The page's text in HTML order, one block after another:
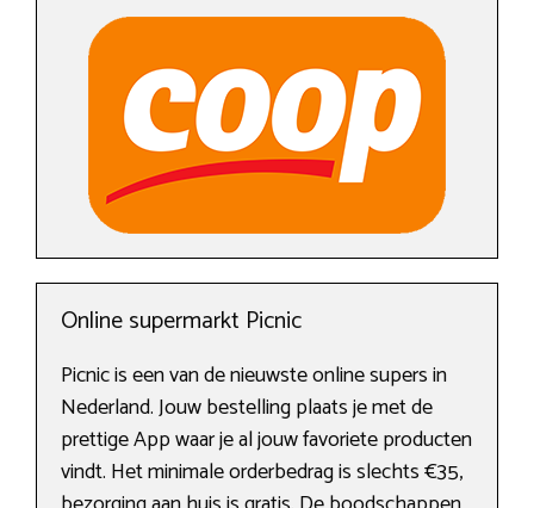
Online supermarkt Picnic
Picnic is een van de nieuwste online supers in
Nederland. Jouw bestelling plaats je met de
prettige App waar je al jouw favoriete producten
vindt. Het minimale orderbedrag is slechts €35,